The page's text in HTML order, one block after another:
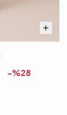
-%28